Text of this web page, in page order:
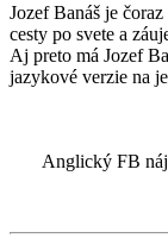
Jozef Banáš je
cesty po svete a
Aj preto má Jozef
jazykové verzie na
Anglický FB